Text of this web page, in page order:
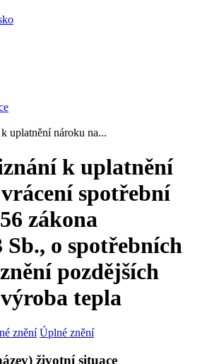
uplatnění nároku na...
k uplatnění
spotřební
zákona
Sb., o spotřebních
pozdějších
tepla
znění Úplné znění
životní situace